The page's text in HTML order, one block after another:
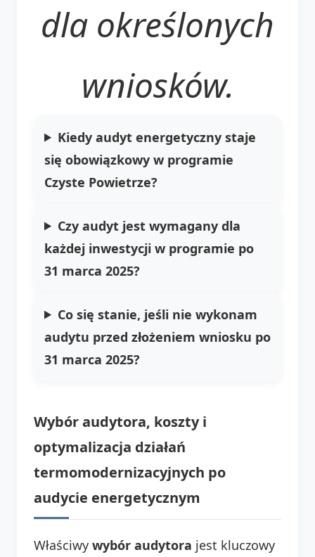
dla określonych
wniosków.
Kiedy audyt energetyczny staje
się obowiązkowy w programie
Czyste Powietrze?
Czy audyt jest wymagany dla
każdej inwestycji w programie po
31 marca 2025?
Co się stanie, jeśli nie wykonam
audytu przed złożeniem wniosku po
31 marca 2025?
Wybór audytora, koszty i
optymalizacja działań
termomodernizacyjnych po
audycie energetycznym
Właściwy wybór audytora jest kluczowy